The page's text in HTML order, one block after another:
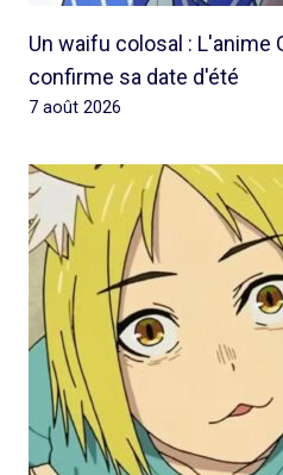
Un waifu colosal : L'anime
confirme sa date d'été
7 août 2026